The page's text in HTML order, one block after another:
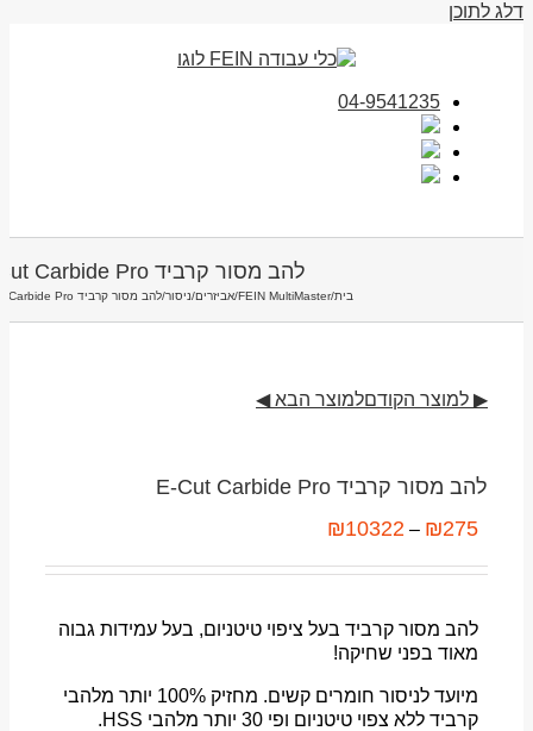
דלג לתוכן
04-9541235
להב מסור קרביד E-Cut Carbide Pro
בית/
FEIN MultiMaster
/אביזרים/ניסור/להב מסור קרביד E-Cut Carbide Pro
▶ למוצר הקודםלמוצר הבא ◀
להב מסור קרביד E-Cut Carbide Pro
₪275
–
₪10322
להב מסור קרביד בעל ציפוי טיטניום, בעל עמידות גבוה
מאוד בפני שחיקה!
מיועד לניסור חומרים קשים. מחזיק 100% יותר מלהבי
קרביד ללא צפוי טיטניום ופי 30 יותר מלהבי HSS.